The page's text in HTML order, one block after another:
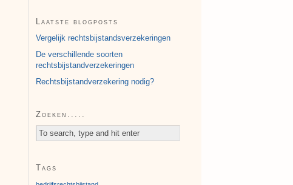
Laatste blogposts
Vergelijk rechtsbijstandsverzekeringen
De verschillende soorten
rechtsbijstandverzekeringen
Rechtsbijstandverzekering nodig?
Zoeken.....
Tags